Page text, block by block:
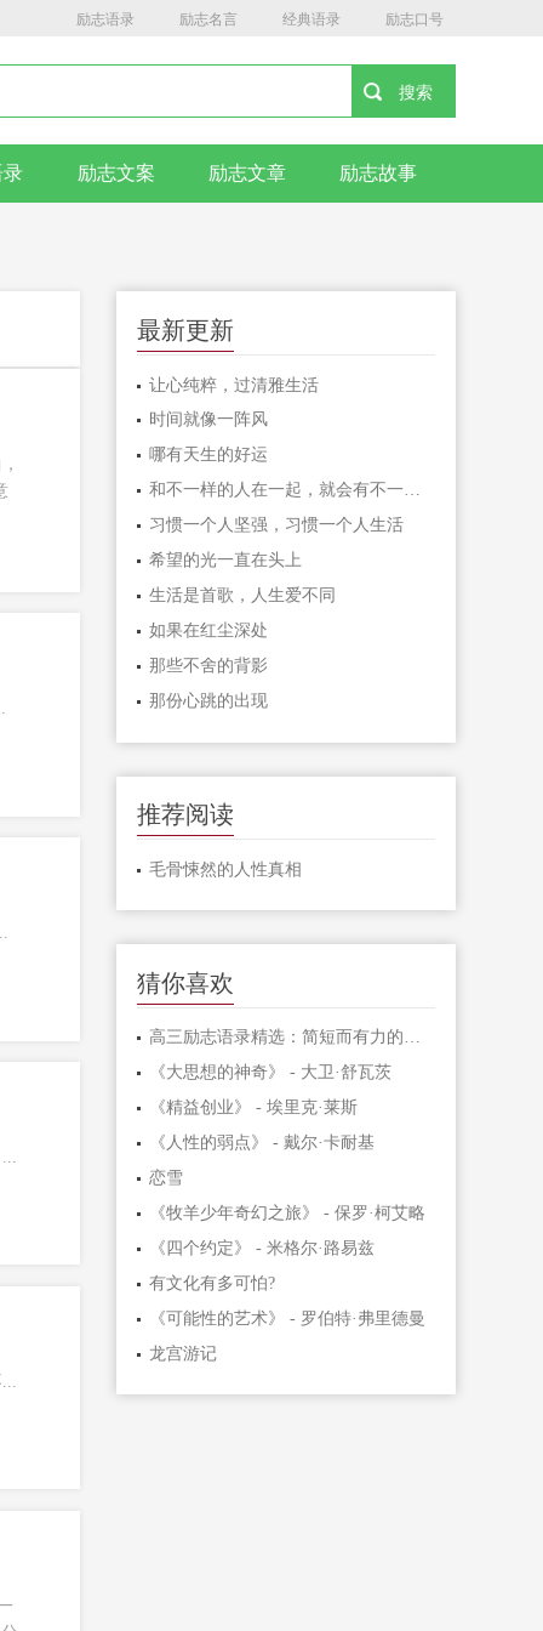
励志语录 励志名言 经典语录 励志口号
录 励志文案 励志文章 励志故事
最新更新
让心纯粹，过清雅生活
时间就像一阵风
哪有天生的好运
和不一样的人在一起，就会有不一样的人生
习惯一个人坚强，习惯一个人生活
希望的光一直在头上
生活是首歌，人生爱不同
如果在红尘深处
那些不舍的背影
那份心跳的出现
推荐阅读
毛骨悚然的人性真相
猜你喜欢
高三励志语录精选：简短而有力的激励句子
《大思想的神奇》 - 大卫·舒瓦茨
《精益创业》 - 埃里克·莱斯
《人性的弱点》 - 戴尔·卡耐基
恋雪
《牧羊少年奇幻之旅》 - 保罗·柯艾略
《四个约定》 - 米格尔·路易兹
有文化有多可怕?
《可能性的艺术》 - 罗伯特·弗里德曼
龙宫游记